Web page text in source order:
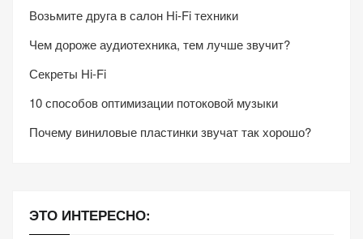
Возьмите друга в салон Hi-Fi техники
Чем дороже аудиотехника, тем лучше звучит?
Секреты Hi-Fi
10 способов оптимизации потоковой музыки
Почему виниловые пластинки звучат так хорошо?
ЭТО ИНТЕРЕСНО: